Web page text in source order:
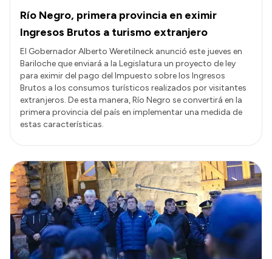
Convocatorias
Intranet
Login
Río Negro, primera provincia en eximir
Ingresos Brutos a turismo extranjero
El Gobernador Alberto Weretilneck anunció este jueves en
Bariloche que enviará a la Legislatura un proyecto de ley
para eximir del pago del Impuesto sobre los Ingresos
Brutos a los consumos turísticos realizados por visitantes
extranjeros. De esta manera, Río Negro se convertirá en la
primera provincia del país en implementar una medida de
estas características.